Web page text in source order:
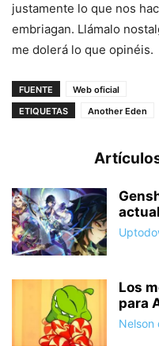
justamente lo que nos
embriagan. Llámalo
me dolerá lo que opinéis.
FUENTE
Web oficial
ETIQUETAS
Another Eden
Los
para
Nelson